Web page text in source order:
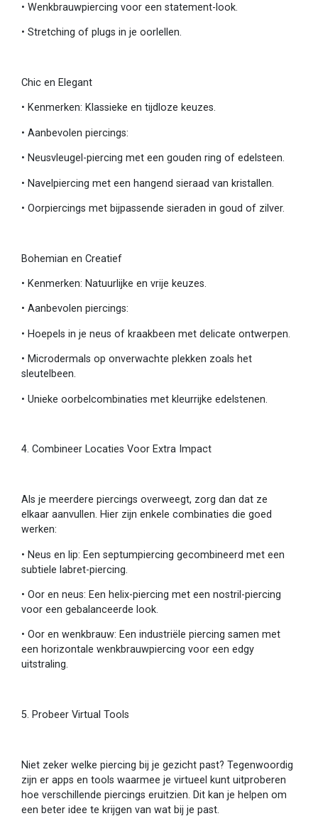
• Wenkbrauwpiercing voor een statement-look.
• Stretching of plugs in je oorlellen.
Chic en Elegant
• Kenmerken: Klassieke en tijdloze keuzes.
• Aanbevolen piercings:
• Neusvleugel-piercing met een gouden ring of edelsteen.
• Navelpiercing met een hangend sieraad van kristallen.
• Oorpiercings met bijpassende sieraden in goud of zilver.
Bohemian en Creatief
• Kenmerken: Natuurlijke en vrije keuzes.
• Aanbevolen piercings:
• Hoepels in je neus of kraakbeen met delicate ontwerpen.
• Microdermals op onverwachte plekken zoals het
sleutelbeen.
• Unieke oorbelcombinaties met kleurrijke edelstenen.
4. Combineer Locaties Voor Extra Impact
Als je meerdere piercings overweegt, zorg dan dat ze
elkaar aanvullen. Hier zijn enkele combinaties die goed
werken:
• Neus en lip: Een septumpiercing gecombineerd met een
subtiele labret-piercing.
• Oor en neus: Een helix-piercing met een nostril-piercing
voor een gebalanceerde look.
• Oor en wenkbrauw: Een industriële piercing samen met
een horizontale wenkbrauwpiercing voor een edgy
uitstraling.
5. Probeer Virtual Tools
Niet zeker welke piercing bij je gezicht past? Tegenwoordig
zijn er apps en tools waarmee je virtueel kunt uitproberen
hoe verschillende piercings eruitzien. Dit kan je helpen om
een beter idee te krijgen van wat bij je past.